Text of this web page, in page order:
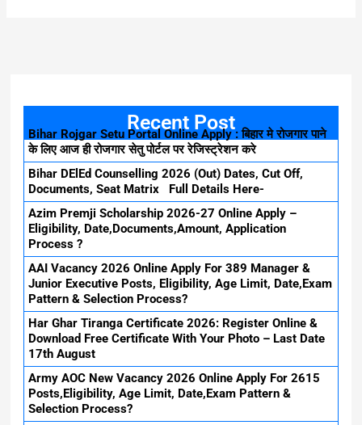
Recent Post
Bihar Rojgar Setu Portal Online Apply : बिहार मे रोजगार पाने
के लिए आज ही रोजगार सेतु पोर्टल पर रेजिस्ट्रेशन करे
Bihar DElEd Counselling 2026 (Out) Dates, Cut Off,
Documents, Seat Matrix Full Details Here-
Azim Premji Scholarship 2026-27 Online Apply –
Eligibility, Date,Documents,Amount, Application
Process ?
AAI Vacancy 2026 Online Apply For 389 Manager &
Junior Executive Posts, Eligibility, Age Limit, Date,Exam
Pattern & Selection Process?
Har Ghar Tiranga Certificate 2026: Register Online &
Download Free Certificate With Your Photo – Last Date
17th August
Army AOC New Vacancy 2026 Online Apply For 2615
Posts,Eligibility, Age Limit, Date,Exam Pattern &
Selection Process?